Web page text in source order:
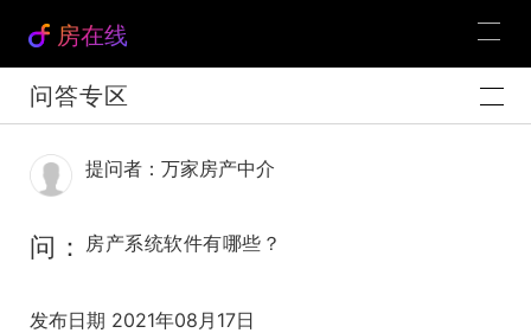
房在线
问答专区
提问者：万家房产中介
问： 房产系统软件有哪些？
发布日期 2021年08月17日